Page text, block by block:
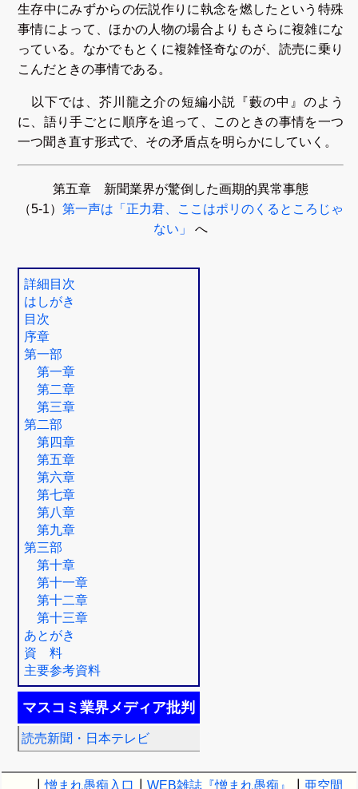
生存中にみずからの伝説作りに執念を燃したという特殊
事情によって、ほかの人物の場合よりもさらに複雑にな
っている。なかでもとくに複雑怪奇なのが、読売に乗り
こんだときの事情である。
以下では、芥川龍之介の短編小説『藪の中』のよう
に、語り手ごとに順序を追って、このときの事情を一つ
一つ聞き直す形式で、その矛盾点を明らかにしていく。
第五章 新聞業界が驚倒した画期的異常事態
（5-1） 第一声は「正力君、ここはポリのくるところじゃ
ない」
へ
詳細目次
はしがき
目次
序章
第一部
第一章
第二章
第三章
第二部
第四章
第五章
第六章
第七章
第八章
第九章
第三部
第十章
第十一章
第十二章
第十三章
あとがき
資 料
主要参考資料
マスコミ業界メディア批判
読売新聞・日本テレビ
┃憎まれ愚痴入口 WEB雑誌『憎まれ愚痴』 亜空間